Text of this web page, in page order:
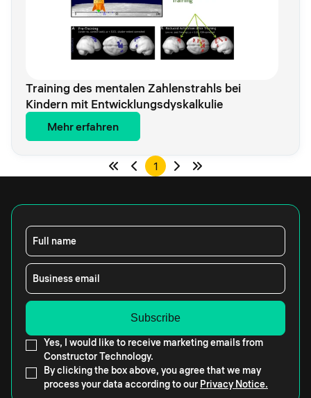
Training des mentalen Zahlenstrahls bei
Kindern mit Entwicklungsdyskalkulie
Mehr erfahren
1
Full name
Business email
Yes, I would like to receive marketing emails from
Constructor Technology.
By clicking the box above, you agree that we may
process your data according to our Privacy Notice.